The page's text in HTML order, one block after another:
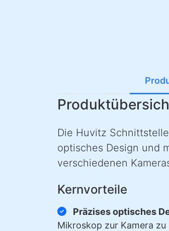
Die Huvitz
optisches Design und
verschiedenen
Kernvorteile
Präzises optisches
Mikroskop zur Kamera